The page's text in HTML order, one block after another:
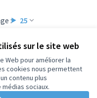
sur le site web
Web pour améliorer la
cookies nous permettent
contenu plus
sociaux.
: 25